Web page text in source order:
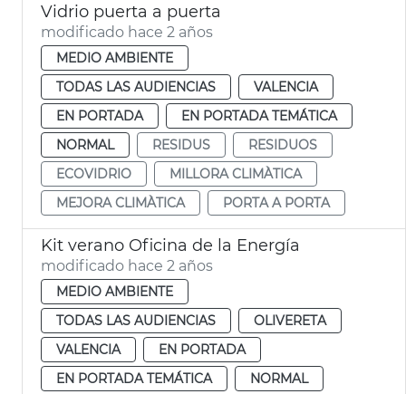
Vidrio puerta a puerta
modificado hace 2 años
MEDIO AMBIENTE
TODAS LAS AUDIENCIAS
VALENCIA
EN PORTADA
EN PORTADA TEMÁTICA
NORMAL
RESIDUS
RESIDUOS
ECOVIDRIO
MILLORA CLIMÀTICA
MEJORA CLIMÀTICA
PORTA A PORTA
Kit verano Oficina de la Energía
modificado hace 2 años
MEDIO AMBIENTE
TODAS LAS AUDIENCIAS
OLIVERETA
VALENCIA
EN PORTADA
EN PORTADA TEMÁTICA
NORMAL